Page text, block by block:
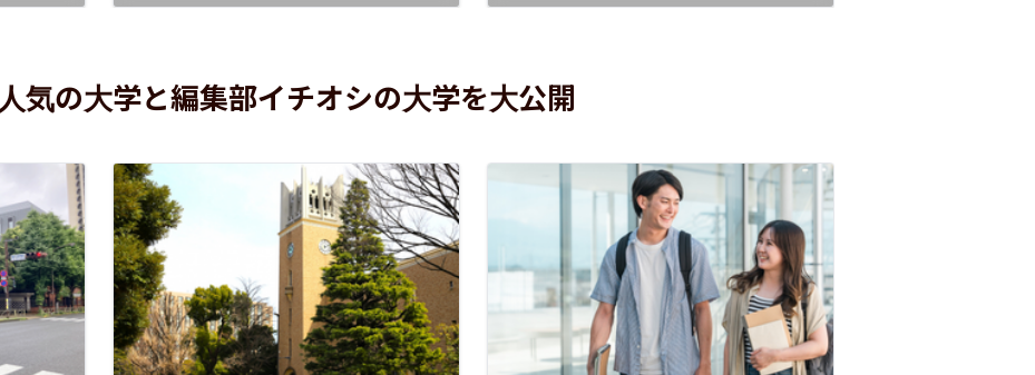
人気の大学と編集部イチオシの大学を大公開